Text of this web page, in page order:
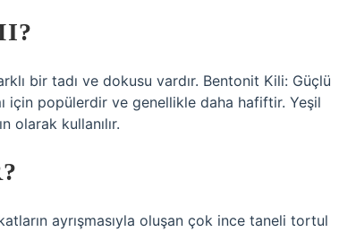
bir tadı ve dokusu vardır. Bentonit Kili: Güçlü
için popülerdir ve genellikle daha hafiftir. Yeşil
olarak kullanılır.
ayrışmasıyla oluşan çok ince taneli tortul